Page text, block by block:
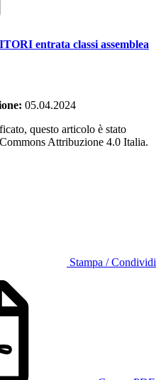
entrata classi assemblea
05.04.2024
questo articolo è stato
Attribuzione 4.0 Italia.
Stampa / Condividi